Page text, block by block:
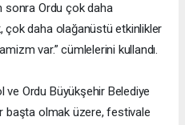
sonra Ordu çok daha
çok daha olağanüstü etkinlikler
var.” cümlelerini kullandı.
Ordu Büyükşehir Belediye
başta olmak üzere, festivale